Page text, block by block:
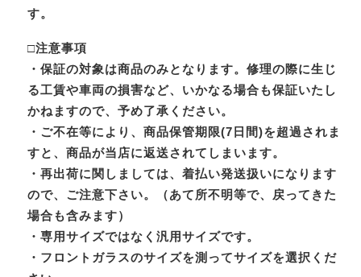
す。
□注意事項
・保証の対象は商品のみとなります。修理の際に生じ
る工賃や車両の損害など、いかなる場合も保証いたし
かねますので、予め了承ください。
・ご不在等により、商品保管期限(7日間)を超過されま
すと、商品が当店に返送されてしまいます。
・再出荷に関しましては、着払い発送扱いになります
ので、ご注意下さい。（あて所不明等で、戻ってきた
場合も含みます）
・専用サイズではなく汎用サイズです。
・フロントガラスのサイズを測ってサイズを選択くだ